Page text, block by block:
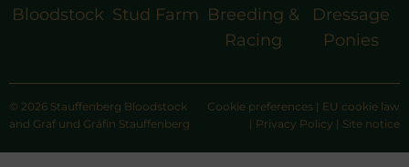
Bloodstock Stud Farm Breeding &
Racing
Dressage
Ponies
© 2026 Stauffenberg Bloodstock
and Graf und Gräfin Stauffenberg
Cookie preferences | EU cookie law
| Privacy Policy | Site notice